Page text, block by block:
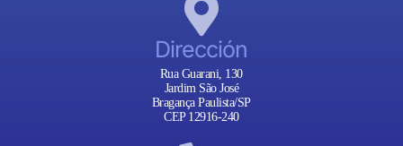
Dirección
Rua Guarani, 130
Jardim São José
Bragança Paulista/SP
CEP 12916-240